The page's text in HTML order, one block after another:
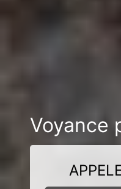
Voyance